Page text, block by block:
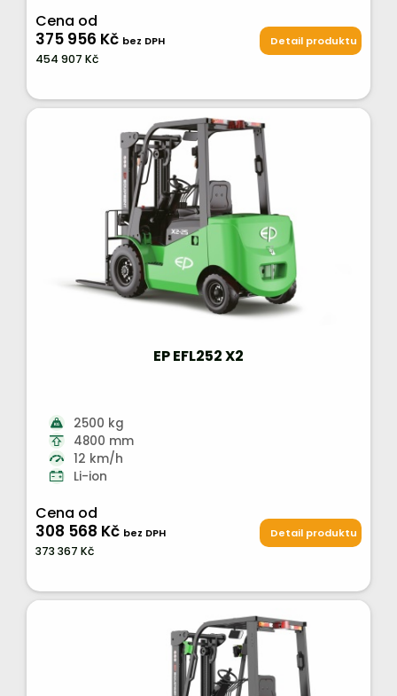
Cena od
375 956 Kč bez DPH
454 907 Kč
Detail produktu
EP EFL252 X2
2500 kg
4800 mm
12 km/h
Li-ion
Cena od
308 568 Kč bez DPH
373 367 Kč
Detail produktu